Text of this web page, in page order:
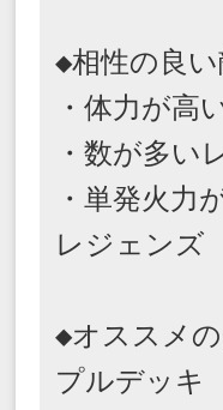
◆相性の良
・体力が高
・数が多い
・単発火力
レジェンズ
◆オススメ
プルデッキ